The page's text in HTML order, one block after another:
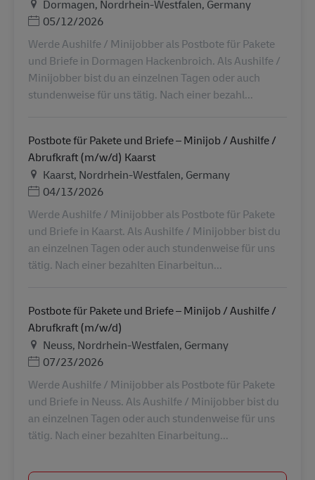
Местоположение
Dormagen, Nordrhein-Westfalen, Germany
Дата публикации
05/12/2026
Werde Aushilfe / Minijobber als Postbote für Pakete
und Briefe in Dormagen Hackenbroich. Als Aushilfe /
Minijobber bist du an einzelnen Tagen oder auch
stundenweise für uns tätig. Nach einer bezahl...
Postbote für Pakete und Briefe – Minijob / Aushilfe /
Abrufkraft (m/w/d) Kaarst
Местоположение
Kaarst, Nordrhein-Westfalen, Germany
Дата публикации
04/13/2026
Werde Aushilfe / Minijobber als Postbote für Pakete
und Briefe in Kaarst. Als Aushilfe / Minijobber bist du
an einzelnen Tagen oder auch stundenweise für uns
tätig. Nach einer bezahlten Einarbeitun...
Postbote für Pakete und Briefe – Minijob / Aushilfe /
Abrufkraft (m/w/d)
Местоположение
Neuss, Nordrhein-Westfalen, Germany
Дата публикации
07/23/2026
Werde Aushilfe / Minijobber als Postbote für Pakete
und Briefe in Neuss. Als Aushilfe / Minijobber bist du
an einzelnen Tagen oder auch stundenweise für uns
tätig. Nach einer bezahlten Einarbeitung...